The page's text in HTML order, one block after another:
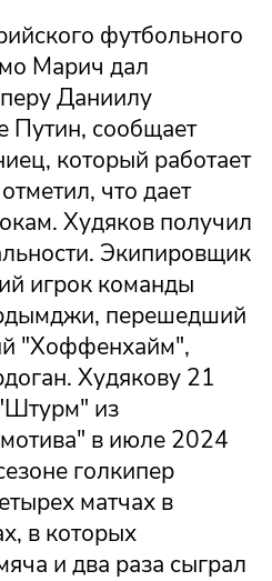
футбольного
Марич дал
Даниилу
Путин, сообщает
который работает
что дает
Худяков получил
Экипировщик
игрок команды
перешедший
"Хоффенхайм",
Худякову 21
из
в июле 2024
голкипер
матчах в
в которых
и два раза сыграл